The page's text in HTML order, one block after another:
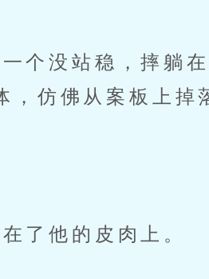
没站稳，摔躺在
仿佛从案板上掉
了他的皮肉上。